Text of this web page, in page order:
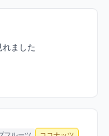
2026年3月23日
れました
2026年3月28日